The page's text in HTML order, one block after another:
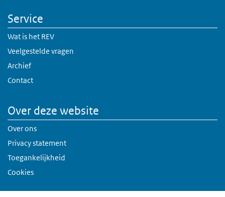
Service
Wat is het REV
Veelgestelde vragen
Archief
Contact
Over deze website
Over ons
Privacy statement
Toegankelijkheid
Cookies